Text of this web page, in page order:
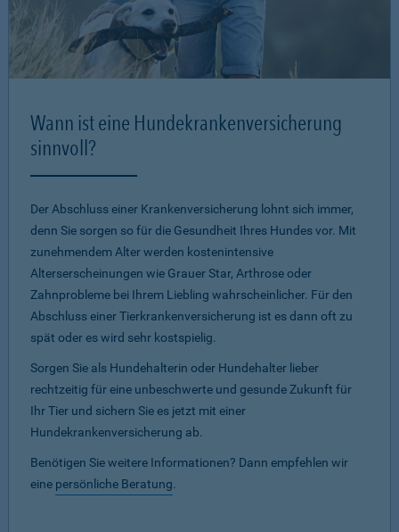
Wann ist eine Hundekrankenversicherung
sinnvoll?
Der Abschluss einer Krankenversicherung lohnt sich immer,
denn Sie sorgen so für die Gesundheit Ihres Hundes vor. Mit
zunehmendem Alter werden kostenintensive
Alterserscheinungen wie Grauer Star, Arthrose oder
Zahnprobleme bei Ihrem Liebling wahrscheinlicher. Für den
Abschluss einer Tierkrankenversicherung ist es dann oft zu
spät oder es wird sehr kostspielig.
Sorgen Sie als Hundehalterin oder Hundehalter lieber
rechtzeitig für eine unbeschwerte und gesunde Zukunft für
Ihr Tier und sichern Sie es jetzt mit einer
Hundekrankenversicherung ab.
Benötigen Sie weitere Informationen? Dann empfehlen wir
eine persönliche Beratung.